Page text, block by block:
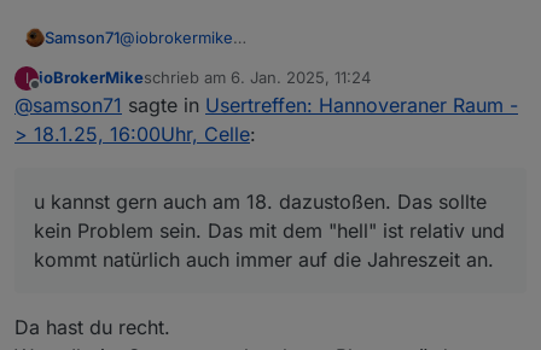
Samson71@iobrokermike
kein Problem sein. Das mit dem "hell" ist relativ und
kommt natürlich auch immer auf die Jahreszeit an.
I ioBrokerMikeschrieb am 6. Jan. 2025, 11:24
zuletzt editiert von
@samson71 sagte in Usertreffen: Hannoveraner Raum -
> 18.1.25, 16:00Uhr, Celle:
u kannst gern auch am 18. dazustoßen. Das sollte
kein Problem sein. Das mit dem "hell" ist relativ und
kommt natürlich auch immer auf die Jahreszeit an.
Da hast du recht.